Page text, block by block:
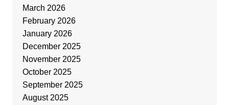
March 2026
February 2026
January 2026
December 2025
November 2025
October 2025
September 2025
August 2025